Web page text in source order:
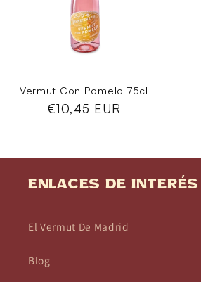
Vermut Con Pomelo 75cl
Precio
€10,45 EUR
Enlaces de interés
El Vermut De Madrid
Blog